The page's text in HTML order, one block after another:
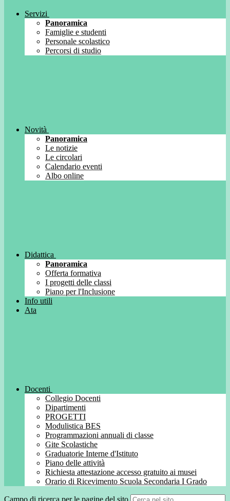
Servizi
Panoramica
Famiglie e studenti
Personale scolastico
Percorsi di studio
Novità
Panoramica
Le notizie
Le circolari
Calendario eventi
Albo online
Didattica
Panoramica
Offerta formativa
I progetti delle classi
Piano per l'Inclusione
Info utili
Ata
Docenti
Collegio Docenti
Dipartimenti
PROGETTI
Modulistica BES
Programmazioni annuali di classe
Gite Scolastiche
Graduatorie Interne d'Istituto
Piano delle attività
Richiesta attestazione accesso gratuito ai musei
Orario di Ricevimento Scuola Secondaria I Grado